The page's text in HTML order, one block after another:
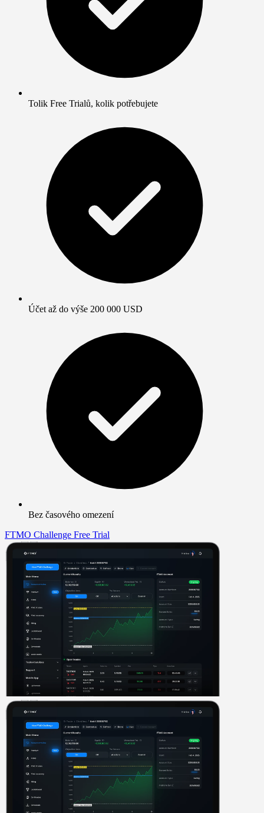
Tolik Free Trialů, kolik potřebujete
Účet až do výše 200 000 USD
Bez časového omezení
FTMO Challenge Free Trial